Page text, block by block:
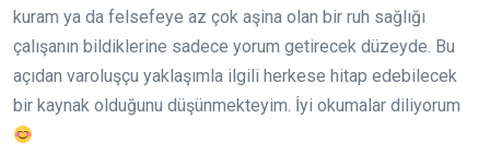
kuram ya da felsefeye az çok aşina olan bir ruh sağlığı
çalışanın bildiklerine sadece yorum getirecek düzeyde. Bu
açıdan varoluşçu yaklaşımla ilgili herkese hitap edebilecek
bir kaynak olduğunu düşünmekteyim. İyi okumalar diliyorum